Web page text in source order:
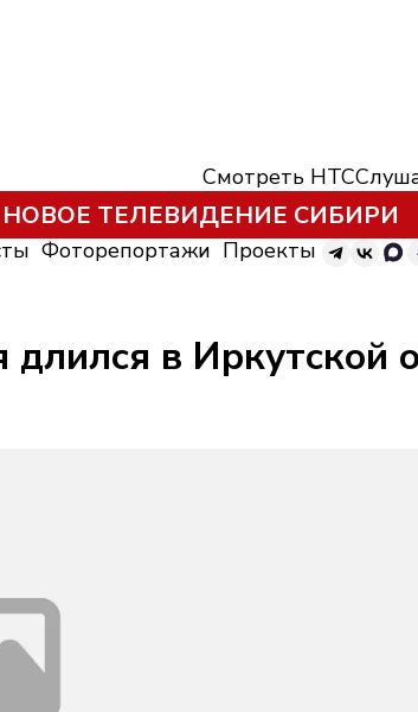
Смотреть НТС
НОВОЕ ТЕЛЕВИДЕНИЕ СИБИРИ
Фоторепортажи Проекты
в Иркутской